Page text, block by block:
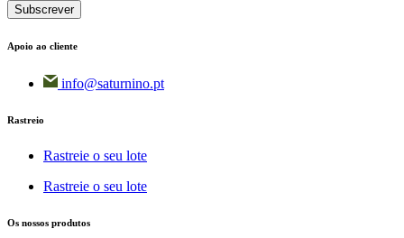
Apoio ao cliente
info@saturnino.pt
Rastreio
Rastreie o seu lote
Rastreie o seu lote
Os nossos produtos